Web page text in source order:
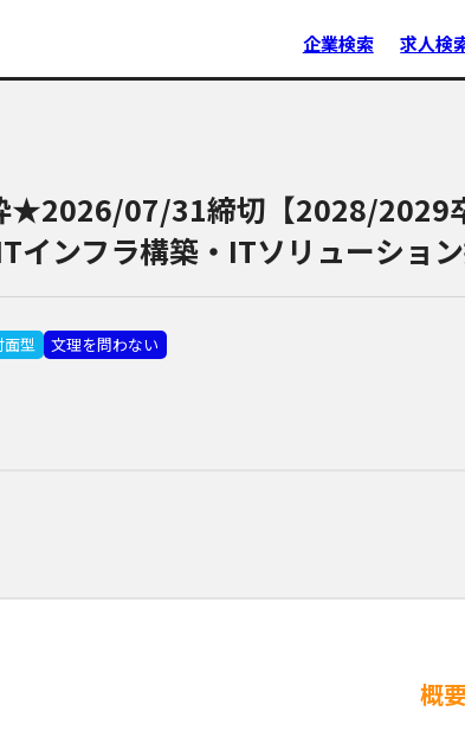
企業検索 求人検
★2026/07/31締切【2028/2029
インフラ構築・ITソリューショ
面型 文理を問わない
概